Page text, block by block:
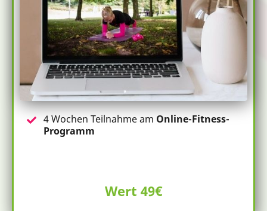
4 Wochen Teilnahme am Online-Fitness-
Programm
Wert 49€